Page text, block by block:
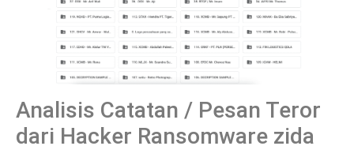
Analisis Catatan / Pesan Teror
dari Hacker Ransomware zida